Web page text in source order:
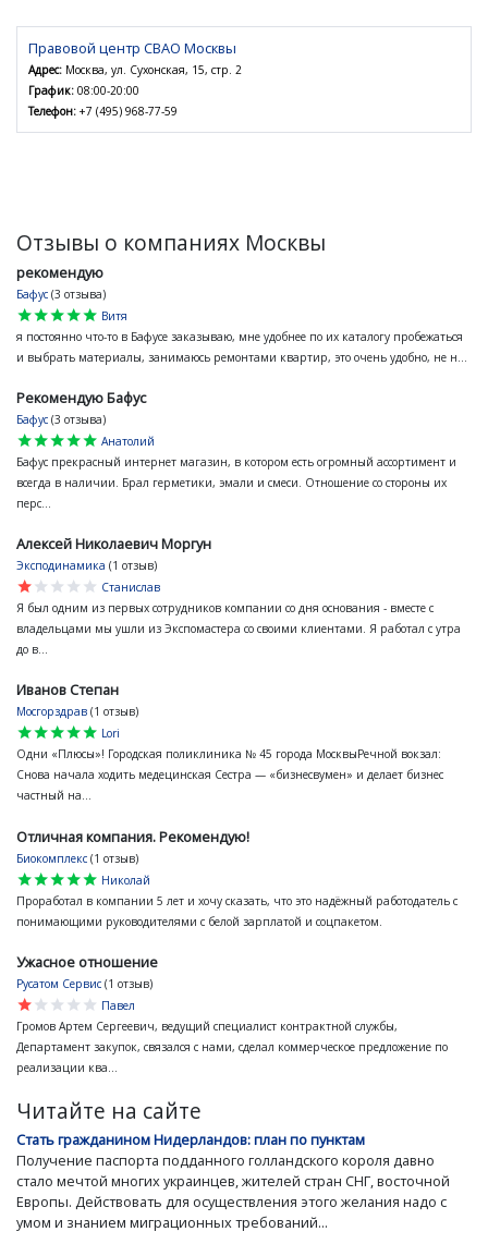
Правовой центр СВАО Москвы
Адрес: Москва, ул. Сухонская, 15, стр. 2
График: 08:00-20:00
Телефон: +7 (495) 968-77-59
Отзывы о компаниях Москвы
рекомендую
Бафус (3 отзыва)
star
star
star
star
star
Витя
я постоянно что-то в Бафусе заказываю, мне удобнее по их каталогу пробежаться
и выбрать материалы, занимаюсь ремонтами квартир, это очень удобно, не н...
Рекомендую Бафус
Бафус (3 отзыва)
star
star
star
star
star
Анатолий
Бафус прекрасный интернет магазин, в котором есть огромный ассортимент и
всегда в наличии. Брал герметики, эмали и смеси. Отношение со стороны их
перс...
Алексей Николаевич Моргун
Эксподинамика (1 отзыв)
star
star
star
star
star
Станислав
Я был одним из первых сотрудников компании со дня основания - вместе с
владельцами мы ушли из Экспомастера со своими клиентами. Я работал с утра
до в...
Иванов Степан
Мосгорздрав (1 отзыв)
star
star
star
star
star
Lori
Одни «Плюсы»! Городская поликлиника № 45 города МосквыРечной вокзал:
Снова начала ходить медецинская Сестра — «бизнесвумен» и делает бизнес
частный на...
Отличная компания. Рекомендую!
Биокомплекс (1 отзыв)
star
star
star
star
star
Николай
Проработал в компании 5 лет и хочу сказать, что это надёжный работодатель с
понимающими руководителями с белой зарплатой и соцпакетом.
Ужасное отношение
Русатом Сервис (1 отзыв)
star
star
star
star
star
Павел
Громов Артем Сергеевич, ведущий специалист контрактной службы,
Департамент закупок, связался с нами, сделал коммерческое предложение по
реализации ква...
Читайте на сайте
Стать гражданином Нидерландов: план по пунктам
Получение паспорта подданного голландского короля давно
стало мечтой многих украинцев, жителей стран СНГ, восточной
Европы. Действовать для осуществления этого желания надо с
умом и знанием миграционных требований...